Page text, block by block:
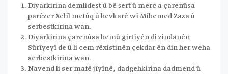
Diyarkirina demlidest û bê şert û merc a çarenûsa
parêzer Xelîl metûq û hevkarê wî Mihemed Zaza û
serbestkirina wan.
Diyarkirina çarenûsa hemû girtîyên di zindanên
Sûrîyeyî de û li cem rêxistinên çekdar ên din her weha
serbestkirina wan.
Navend li ser mafê jîyînê, dadgehkirina dadmend û